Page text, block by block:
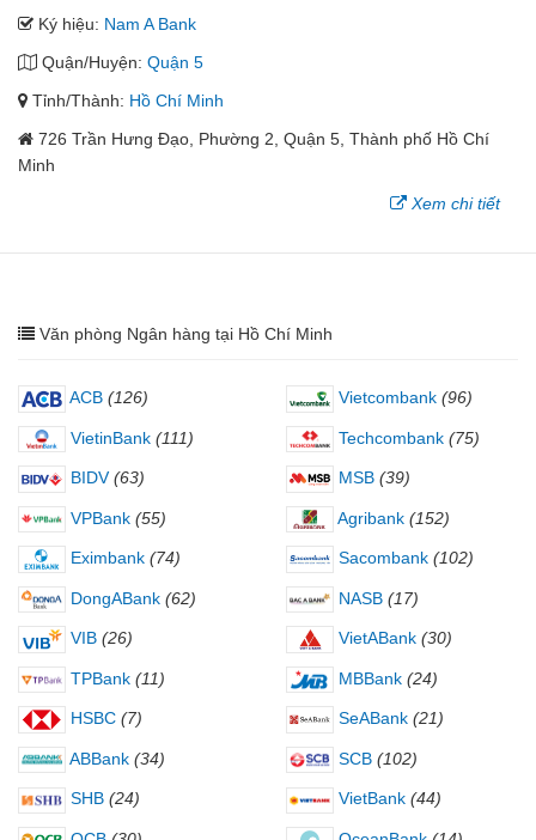
Ký hiệu: Nam A Bank
Quận/Huyện: Quận 5
Tỉnh/Thành: Hồ Chí Minh
726 Trần Hưng Đạo, Phường 2, Quận 5, Thành phố Hồ Chí
Minh
Xem chi tiết
Văn phòng Ngân hàng tại Hồ Chí Minh
ACB (126) Vietcombank (96)
VietinBank (111) Techcombank (75)
BIDV (63) MSB (39)
VPBank (55) Agribank (152)
Eximbank (74) Sacombank (102)
DongABank (62) NASB (17)
VIB (26) VietABank (30)
TPBank (11) MBBank (24)
HSBC (7) SeABank (21)
ABBank (34) SCB (102)
SHB (24) VietBank (44)